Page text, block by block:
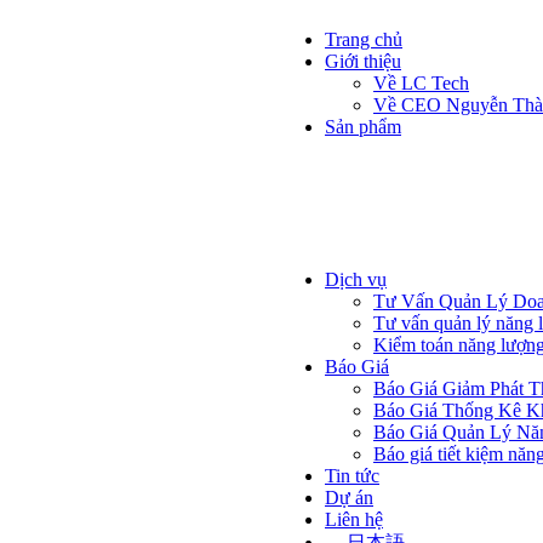
Trang chủ
Giới thiệu
Về LC Tech
Về CEO Nguyễn
Sản phẩm
Dịch vụ
Tư Vấn Quản Lý
Tư vấn quản lý năng
Kiểm toán năng
Báo Giá
Báo Giá Giảm Phát
Báo Giá Thống Kê
Báo Giá Quản Lý
Báo giá tiết kiệm
Tin tức
Dự án
Liên hệ